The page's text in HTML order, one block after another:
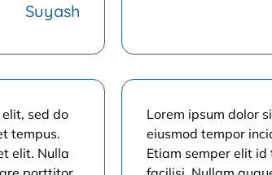
Suyash
sed do
tempus.
elit. Nulla
Lorem ipsum dolor
eiusmod tempor
Etiam semper elit